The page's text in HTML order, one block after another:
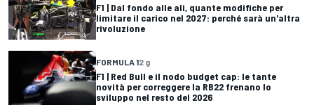
F1 | Dal fondo alle ali, quante modifiche per
limitare il carico nel 2027: perché sarà un'altra
rivoluzione
FORMULA 12 g
F1 | Red Bull e il nodo budget cap: le tante
novità per correggere la RB22 frenano lo
sviluppo nel resto del 2026